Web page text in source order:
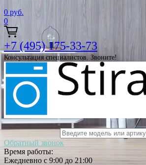
0 руб.
0
+7 (495) 175-33-73
Консультация специалистов. Звоните!
Обратный звонок
Время работы:
Ежедневно с 9:00 до 21:00